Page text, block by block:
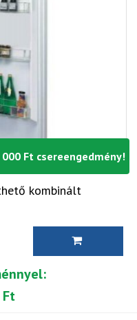
000 Ft csereengedmény!
kombinált
Ft